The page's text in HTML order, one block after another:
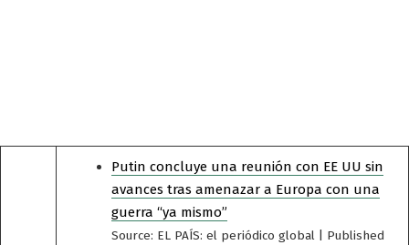
Putin concluye una reunión con EE UU sin
avances tras amenazar a Europa con una
guerra “ya mismo”
Source: EL PAÍS: el periódico global
Published